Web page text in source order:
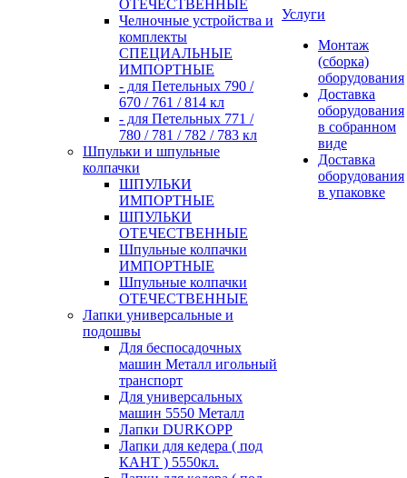
ОТЕЧЕСТВЕННЫЕ
Челночные устройства и
комплекты
СПЕЦИАЛЬНЫЕ
ИМПОРТНЫЕ
- для Петельных 790 /
670 / 761 / 814 кл
- для Петельных 771 /
780 / 781 / 782 / 783 кл
Шпульки и шпульные
колпачки
ШПУЛЬКИ
ИМПОРТНЫЕ
ШПУЛЬКИ
ОТЕЧЕСТВЕННЫЕ
Шпульные колпачки
ИМПОРТНЫЕ
Шпульные колпачки
ОТЕЧЕСТВЕННЫЕ
Лапки универсальные и
подошвы
Для беспосадочных
машин Металл игольный
транспорт
Для универсальных
машин 5550 Металл
Лапки DURKOPP
Лапки для кедера ( под
КАНТ ) 5550кл.
Услуги
Монтаж
(сборка)
оборудования
Доставка
оборудования
в собранном
виде
Доставка
оборудования
в упаковке